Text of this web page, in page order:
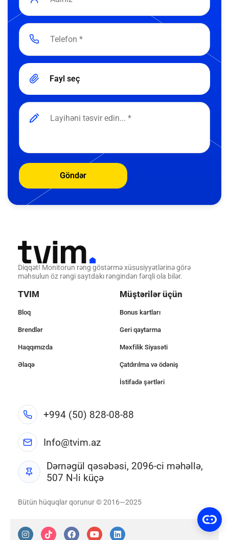
Fayl seç
Göndər
Diqqət! Monitorun rəng göstərmə xüsusiyyətlərinə görə
məhsulun öz rəngi saytdakı rəngindən fərqli ola bilər.
TVIM
Bloq
Brendlər
Haqqımızda
Əlaqə
Müştərilər üçün
Bonus kartları
Geri qaytarma
Məxfilik Siyasəti
Çatdırılma və ödəniş
İstifadə şərtləri
+994 (50) 828-08-88
Info@tvim.az
Dərnəgül qəsəbəsi, 2096-ci məhəllə,
507 N-li küçə
Bütün hüquqlar qorunur © 2016—2025